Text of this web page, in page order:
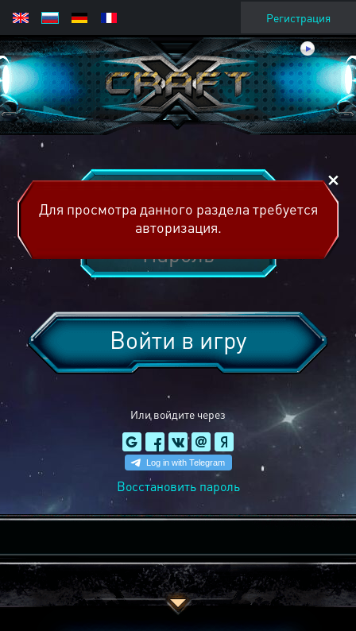
Регистрация
Или войдите через
Войти в игру
Восстановить пароль
Для просмотра данного раздела требуется
авторизация.